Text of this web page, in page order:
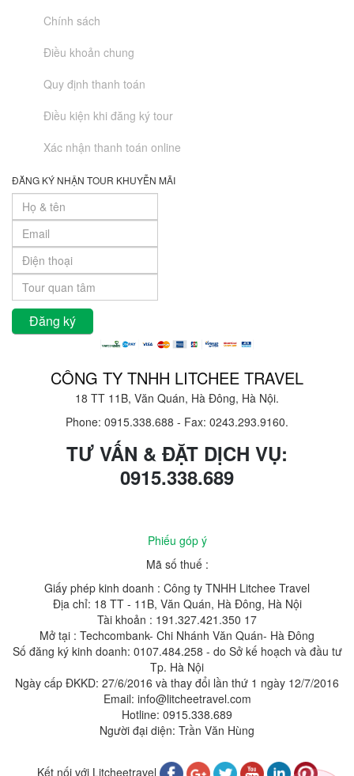
Chính sách
Điều khoản chung
Quy định thanh toán
Điều kiện khi đăng ký tour
Xác nhận thanh toán online
ĐĂNG KÝ NHẬN TOUR KHUYỄN MÃI
CÔNG TY TNHH LITCHEE TRAVEL
18 TT 11B, Văn Quán, Hà Đông, Hà Nội.
Phone: 0915.338.688 - Fax: 0243.293.9160.
TƯ VẤN & ĐẶT DỊCH VỤ:
0915.338.689
Phiếu góp ý
Mã số thuế :
Giấy phép kinh doanh : Công ty TNHH Litchee Travel
Địa chỉ: 18 TT - 11B, Văn Quán, Hà Đông, Hà Nội
Tài khoản : 191.327.421.350 17
Mở tại : Techcombank- Chi Nhánh Văn Quán- Hà Đông
Số đăng ký kinh doanh: 0107.484.258 - do Sở kế hoạch và đầu tư
Tp. Hà Nội
Ngày cấp ĐKKD: 27/6/2016 và thay đổi lần thứ 1 ngày 12/7/2016
Email: info@litcheetravel.com
Hotline: 0915.338.689
Người đại diện: Trần Văn Hùng
Kết nối với Litcheetravel